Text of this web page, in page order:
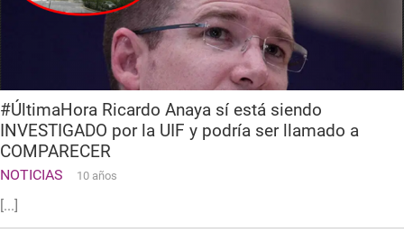
#ÚltimaHora Ricardo Anaya sí está siendo
INVESTIGADO por la UIF y podría ser llamado a
COMPARECER
NOTICIAS 10 años
[...]